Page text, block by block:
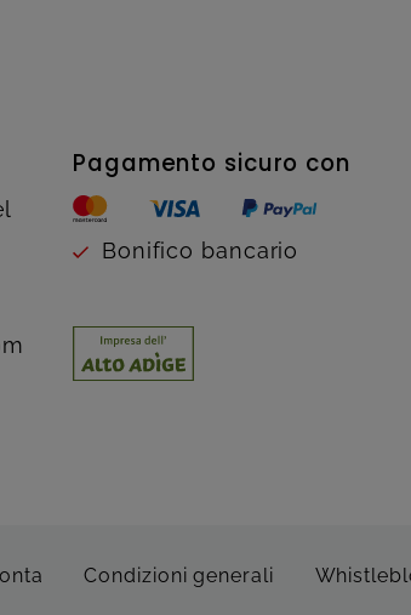
Pagamento sicuro con
Bonifico bancario
Condizioni generali